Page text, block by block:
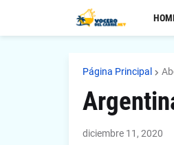
Página Principal
diciembre 11, 2020